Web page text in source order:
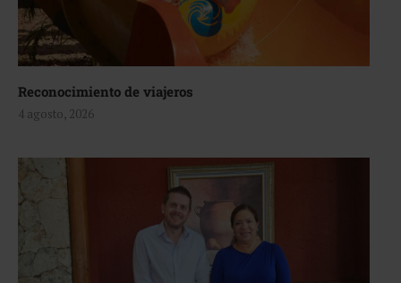
Reconocimiento de viajeros
4 agosto, 2026